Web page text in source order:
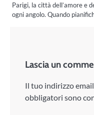
Parigi, la città dell’amore e
ogni angolo. Quando
Lascia un
Il tuo indirizzo
obbligatori sono